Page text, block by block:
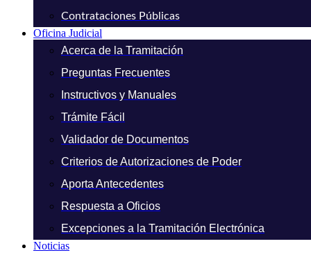
Contrataciones Públicas
Oficina Judicial
Acerca de la Tramitación
Preguntas Frecuentes
Instructivos y Manuales
Trámite Fácil
Validador de Documentos
Criterios de Autorizaciones de Poder
Aporta Antecedentes
Respuesta a Oficios
Excepciones a la Tramitación Electrónica
Noticias